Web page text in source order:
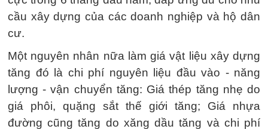
cầu xây dựng của các doanh nghiệp và hộ dân
cư.
Một nguyên nhân nữa làm giá vật liệu xây dựng
tăng đó là chi phí nguyên liệu đầu vào - năng
lượng - vận chuyển tăng: Giá thép tăng nhẹ do
giá phôi, quặng sắt thế giới tăng; Giá nhựa
đường cũng tăng do xăng dầu tăng và chi phí